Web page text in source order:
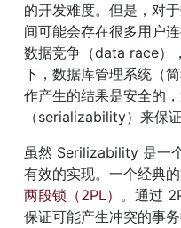
的开发难度。但是，对
间可能会存在很多用户
数据竞争（data race）
下，数据库管理系统（
作产生的结果是安全的
（serializability）来保证
虽然 Serilizability 是一
有效的实现。一个经典
两段锁（2PL） 。通过
保证可能产生冲突的事